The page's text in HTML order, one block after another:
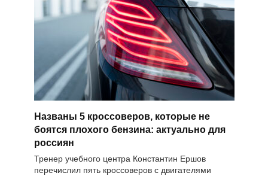
Названы 5 кроссоверов, которые не
боятся плохого бензина: актуально для
россиян
Тренер учебного центра Константин Ершов
перечислил пять кроссоверов с двигателями